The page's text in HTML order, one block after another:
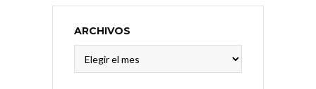
ARCHIVOS